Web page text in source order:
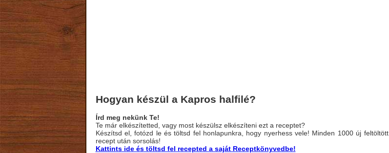
Hogyan készül a Kapros halfilé?
Írd meg nekünk Te!
Te már elkészítetted, vagy most készülsz elkészíteni ezt a receptet?
Készítsd el, fotózd le és töltsd fel honlapunkra, hogy nyerhess vele! Minden 1000 új feltöltött
recept után sorsolás!
Kattints ide és töltsd fel recepted a saját Receptkönyvedbe!